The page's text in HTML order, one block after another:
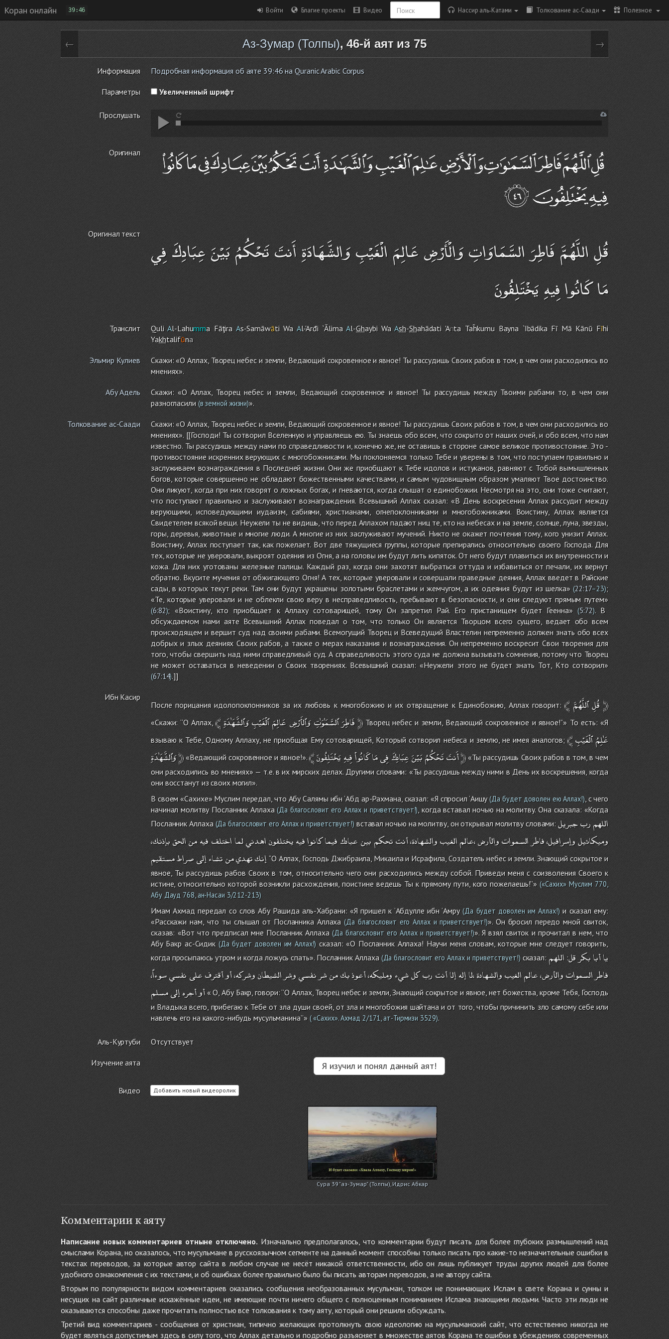
Коран онлайн 39:46 Войти Благие проекты Видео Нассир аль-Катами Толкование ас-Саади Полезное
← Аз-Зумар (Толпы), 46-й аят из 75 →
Информация Подробная информация об аяте 39:46 на Quranic Arabic Corpus
Параметры Увеличенный шрифт
Прослушать
Оригинал
Оригинал текст
قُلِ اللَّهُمَّ فَاطِرَ السَّمَاوَاتِ وَالْأَرْضِ عَالِمَ الْغَيْبِ وَالشَّهَادَةِ أَنتَ تَحْكُمُ بَيْنَ عِبَادِكَ فِي
مَا كَانُوا فِيهِ يَخْتَلِفُونَ
Транслит QuliAl-Lahumma Fāţira As-Samāwāti Wa Al-'Arđi `ĀlimaAl-Ghaybi WaAsh-Shahādati 'Anta Taĥkumu Bayna `Ibādika Fī Mā Kānū Fīhi
Yakhtalifūna
Эльмир Кулиев
Скажи: «О Аллах, Творец небес и земли, Ведающий сокровенное и явное! Ты рассудишь Своих рабов в том, в чем они расходились во
мнениях».
Абу Адель
Скажи: «О Аллах, Творец небес и земли, Ведающий сокровенное и явное! Ты рассудишь между Твоими рабами то, в чем они
разногласили(в земной жизни)».
Толкование ас-Саади
Скажи: «О Аллах, Творец небес и земли, Ведающий сокровенное и явное! Ты рассудишь Своих рабов в том, в чем они расходились во
мнениях». [[Господи! Ты сотворил Вселенную и управляешь ею. Ты знаешь обо всем, что сокрыто от наших очей, и обо всем, что нам
известно. Ты рассудишь между нами по справедливости и, конечно же, не оставишь в стороне самое великое противостояние. Это -
противостояние искренних верующих с многобожниками. Мы поклоняемся только Тебе и уверены в том, что поступаем правильно и
заслуживаем вознаграждения в Последней жизни. Они же приобщают к Тебе идолов и истуканов, равняют с Тобой вымышленных
богов, которые совершенно не обладают божественными качествами, и самым чудовищным образом умаляют Твое достоинство.
Они ликуют, когда при них говорят о ложных богах, и гневаются, когда слышат о единобожии. Несмотря на это, они тоже считают,
что поступают правильно и заслуживают вознаграждения. Всевышний Аллах сказал: «В День воскресения Аллах рассудит между
верующими, исповедующими иудаизм, сабиями, христианами, огнепоклонниками и многобожниками. Воистину, Аллах является
Свидетелем всякой вещи. Неужели ты не видишь, что перед Аллахом падают ниц те, кто на небесах и на земле, солнце, луна, звезды,
горы, деревья, животные и многие люди. А многие из них заслуживают мучений. Никто не окажет почтения тому, кого унизит Аллах.
Воистину, Аллах поступает так, как пожелает. Вот две тяжущиеся группы, которые препирались относительно своего Господа. Для
тех, которые не уверовали, выкроят одеяния из Огня, а на головы им будут лить кипяток. От него будут плавиться их внутренности и
кожа. Для них уготованы железные палицы. Каждый раз, когда они захотят выбраться оттуда и избавиться от печали, их вернут
обратно. Вкусите мучения от обжигающего Огня! А тех, которые уверовали и совершали праведные деяния, Аллах введет в Райские
сады, в которых текут реки. Там они будут украшены золотыми браслетами и жемчугом, а их одеяния будут из шелка»(22:17–23);
«Те, которые уверовали и не облекли свою веру в несправедливость, пребывают в безопасности, и они следуют прямым путем»
(6:82); «Воистину, кто приобщает к Аллаху сотоварищей, тому Он запретил Рай. Его пристанищем будет Геенна»(5:72). В
обсуждаемом нами аяте Всевышний Аллах поведал о том, что только Он является Творцом всего сущего, ведает обо всем
происходящем и вершит суд над своими рабами. Всемогущий Творец и Всеведущий Властелин непременно должен знать обо всех
добрых и злых деяниях Своих рабов, а также о мерах наказания и вознаграждения. Он непременно воскресит Свои творения для
того, чтобы свершить над ними справедливый суд. А справедливость этого суда не должна вызывать сомнения, потому что Творец
не может оставаться в неведении о Своих творениях. Всевышний сказал: «Неужели этого не будет знать Тот, Кто сотворил»
(67:14).]]
Ибн Касир
После порицания идолопоклонников за их любовь к многобожию и их отвращение к Единобожию, Аллах говорит:﴾ قُلِٱللَّهُمَّ ﴿
«Скажи: ‘‘О Аллах,﴾ فَاطِرَٱلسَّمَٰوَٰتِوَٱلأَرْضِعَالِمَٱلْغَيْبِوَٱلشَّهَٰدَةِ ﴿Творец небес и земли, Ведающий сокровенное и явное!’’» То есть: «Я
взываю к Тебе, Одному Аллаху, не приобщая Ему сотоварищей, Который сотворил небеса и землю, не имея аналогов; ﴾ عَٰلِمُٱلْغَيْبِ
وَٱلشَّهَٰدَةِ﴿«Ведающий сокровенное и явное!». ﴾ أَنتَتَحْكُمُبَيْنَعِبَادِكَفِىمَاكَانُواْفِيهِيَخْتَلِفُونَ ﴿«Ты рассудишь Своих рабов в том, в чем
они расходились во мнениях» — т.е. в их мирских делах. Другими словами: «Ты рассудишь между ними в День их воскрешения, когда
они восстанут из своих могил».
В своем «Сахихе» Муслим передал, что Абу Салямы ибн ‘Абд ар-Рахмана, сказал: «Я спросил ‘Аишу(Да будет доволен ею Аллах!), с чего
начинал молитву Посланник Аллаха(Да благословит его Аллах и приветствует!) , когда вставал ночью на молитву. Она сказала: «Когда
Посланник Аллаха(Да благословит его Аллах и приветствует!)вставал ночью на молитву, он открывал молитву словами: اللهمربجبريل
وميكائيلوإسرافيل،فاطرالسمواتوالأرض،عالمالغيبوالشهادة،أنتتحكمبينعبادكفيماكانوافيهيختلفوناهدنيلمااختلففيهمنالحقبإذنك،
إنكتهديمنتشاءإلىصراطمستقيم
‘‘О Аллах, Господь Джибраила, Микаила и Исрафила, Создатель небес и земли. Знающий сокрытое и
явное, Ты рассудишь рабов Своих в том, относительно чего они расходились между собой. Приведи меня с соизволения Своего к
истине, относительно которой возникли расхождения, поистине ведешь Ты к прямому пути, кого пожелаешь!’’» («Сахих» Муслим 770,
Абу Дауд 768, ан-Насаи 3/212-213)
Имам Ахмад передал со слов Абу Рашида аль-Хабрани: «Я пришел к ‘Абдулле ибн ‘Амру(Да будет доволен им Аллах!)и сказал ему:
«Расскажи нам, что ты слышал от Посланника Аллаха (Да благословит его Аллах и приветствует!)». Он бросил передо мной свиток,
сказав: «Вот что предписал мне Посланник Аллаха(Да благословит его Аллах и приветствует!)». Я взял свиток и прочитал в нем, что
Абу Бакр ас-Сидик (Да будет доволен им Аллах!) сказал: «О Посланник Аллаха! Научи меня словам, которые мне следует говорить,
когда просыпаюсь утром и когда ложусь спать». Посланник Аллаха(Да благословит его Аллах и приветствует!)сказал: ياأبابكرقل:اللهم
فاطرالسمواتوالأرض،عالمالغيبوالشهادة،لاإلهإلاأنتربكلشيءومليكه،أعوذبكمنشرنفسيوشرالشيطانوشركه،أوأقترفعلىنفسيسوءاً،
أوأجرهإلىمسلم
« О, Абу Бакр, говори: ‘‘О Аллах, Творец небес и земли, Знающий сокрытое и явное, нет божества, кроме Тебя, Господь
и Владыка всего, прибегаю к Тебе от зла души своей, от зла и многобожия шайтана и от того, чтобы причинить зло самому себе или
навлечь его на какого-нибудь мусульманина’’»( «Сахих». Ахмад 2/171, ат-Тирмизи 3529).
Аль-Куртуби Отсутствует
Изучение аята Я изучил и понял данный аят!
Видео Добавить новый видеоролик
Сура 39 "аз-Зумар" (Толпы), Идрис Абкар
Комментарии к аяту
Написание новых комментариев отныне отключено. Изначально предполагалось, что комментарии будут писать для более глубоких размышлений над
смыслами Корана, но оказалось, что мусульмане в русскоязычном сегменте на данный момент способны только писать про какие-то незначительные ошибки в
текстах переводов, за которые автор сайта в любом случае не несёт никакой ответственности, ибо он лишь публикует труды других людей для более
удобного ознакомления с их текстами, и об ошибках более правильно было бы писать авторам переводов, а не автору сайта.
Вторым по популярности видом комментариев оказались сообщения необразованных мусульман, толком не понимающих Ислам в свете Корана и сунны и
несущих на сайт различные искажённые идеи, не имеющие почти ничего общего с полноценным пониманием Ислама знающими людьми. Часто эти люди не
оказываются способны даже прочитать полностью все толкования к тому аяту, который они решили обсуждать.
Третий вид комментариев - сообщения от христиан, типично желающих протолкнуть свою идеологию на мусульманский сайт, что естественно никогда не
будет являться допустимым здесь в силу того, что Аллах детально и подробно разъясняет в множестве аятов Корана те ошибки в убеждениях современных